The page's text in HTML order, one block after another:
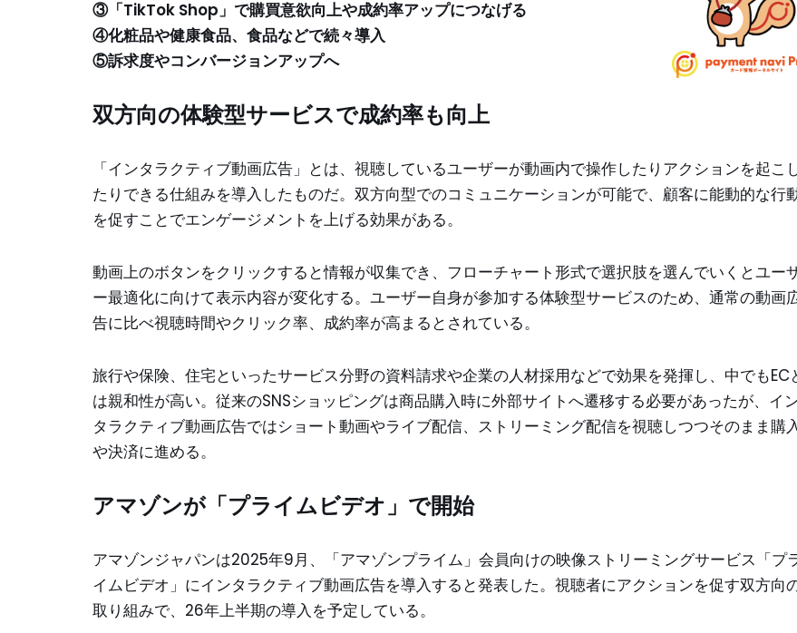
③「TikTok Shop」で購買意欲向上や成約率アップにつなげる
④化粧品や健康食品、食品などで続々導入
⑤訴求度やコンバージョンアップへ
双方向の体験型サービスで成約率も向上
「インタラクティブ動画広告」とは、視聴しているユーザーが動画内で操作したりアクションを起こ
たりできる仕組みを導入したものだ。双方向型でのコミュニケーションが可能で、顧客に能動的な行
を促すことでエンゲージメントを上げる効果がある。
動画上のボタンをクリックすると情報が収集でき、フローチャート形式で選択肢を選んでいくとユー
ー最適化に向けて表示内容が変化する。ユーザー自身が参加する体験型サービスのため、通常の動画
告に比べ視聴時間やクリック率、成約率が高まるとされている。
旅行や保険、住宅といったサービス分野の資料請求や企業の人材採用などで効果を発揮し、中でもEC
は親和性が高い。従来のSNSショッピングは商品購入時に外部サイトへ遷移する必要があったが、イ
タラクティブ動画広告ではショート動画やライブ配信、ストリーミング配信を視聴しつつそのまま購
や決済に進める。
アマゾンが「プライムビデオ」で開始
アマゾンジャパンは2025年9月、「アマゾンプライム」会員向けの映像ストリーミングサービス「プ
イムビデオ」にインタラクティブ動画広告を導入すると発表した。視聴者にアクションを促す双方向
取り組みで、26年上半期の導入を予定している。